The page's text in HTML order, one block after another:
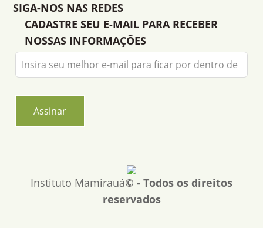
SIGA-NOS NAS REDES
CADASTRE SEU E-MAIL PARA RECEBER
NOSSAS INFORMAÇÕES
Leave
this
blank
Assinar
Instituto Mamirauá© - Todos os direitos
reservados